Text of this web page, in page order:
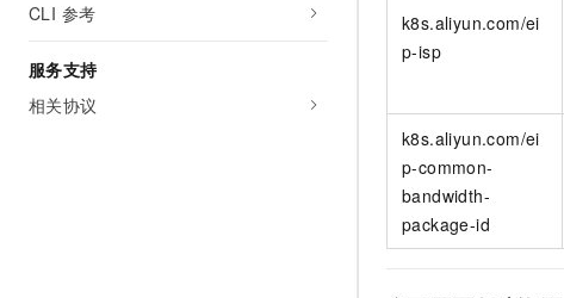
CLI 参考
服务支持
相关协议
k8s.aliyun.com/ei
p-isp
k8s.aliyun.com/ei
p-common-
bandwidth-
package-id